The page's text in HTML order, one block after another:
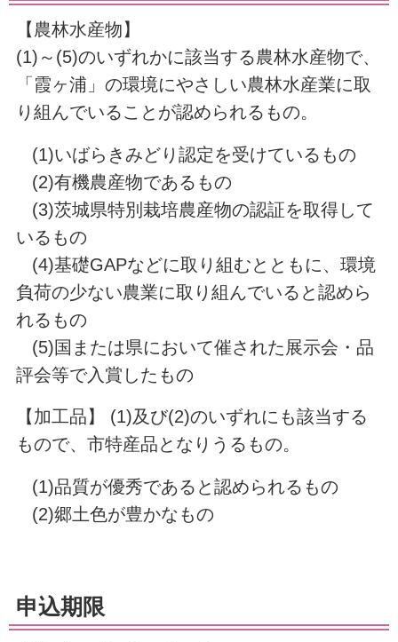
【農林水産物】
(1)～(5)のいずれかに該当する農林水産物で、
「霞ヶ浦」の環境にやさしい農林水産業に取
り組んでいることが認められるもの。
(1)いばらきみどり認定を受けているもの
(2)有機農産物であるもの
(3)茨城県特別栽培農産物の認証を取得して
いるもの
(4)基礎GAPなどに取り組むとともに、環境
負荷の少ない農業に取り組んでいると認めら
れるもの
(5)国または県において催された展示会・品
評会等で入賞したもの
【加工品】 (1)及び(2)のいずれにも該当する
もので、市特産品となりうるもの。
(1)品質が優秀であると認められるもの
(2)郷土色が豊かなもの
申込期限